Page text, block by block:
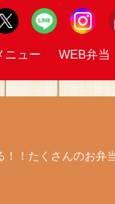
ニュー WEB弁当
！たくさんのお弁